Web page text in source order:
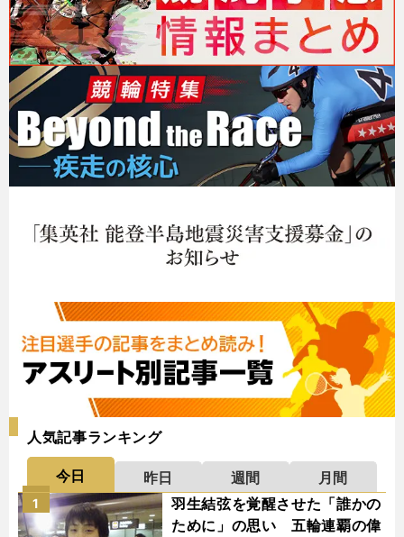
人気記事ランキング
今日 昨日 週間
月間
羽生結弦を覚醒させた「誰かの
ために」の思い 五輪連覇の偉
1